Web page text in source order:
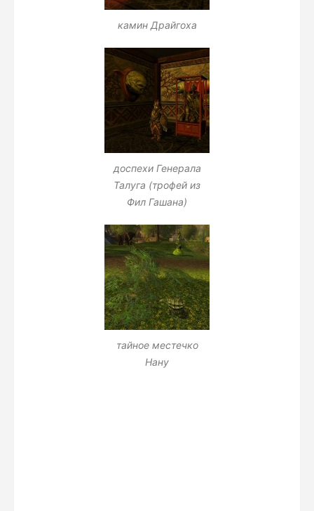
камин Драйгоха
доспехи Генерала
Талуга (трофей из
Фил Гашана)
тайное местечко
Нану